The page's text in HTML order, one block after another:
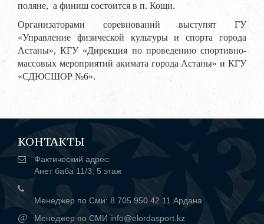
поляне, а финиш состоится в п. Кощи.
Организаторами соревнований выступят ГУ
«Управление физической культуры и спорта города
Астаны», КГУ «Дирекция по проведению спортивно-
массовых мероприятий акимата города Астаны» и КГУ
«СДЮСШОР №6».
КОНТАКТЫ
Фактический адрес:
Анет баба 11/3, 5 этаж
Менеджер по Сми: 8 705 950 42 11 Ардана
@
Менеджер по СМИ info@elordasport.kz